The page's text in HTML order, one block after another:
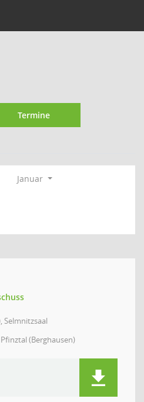
Termine
Januar
Selmnitzsaal
(Berghausen)